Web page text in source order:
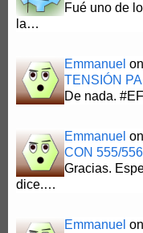
Fué uno de
la…
Emmanuel on
TENSIÓN
De nada.
Emmanuel on
CON 555/556
Gracias.
dice.…
Emmanuel on